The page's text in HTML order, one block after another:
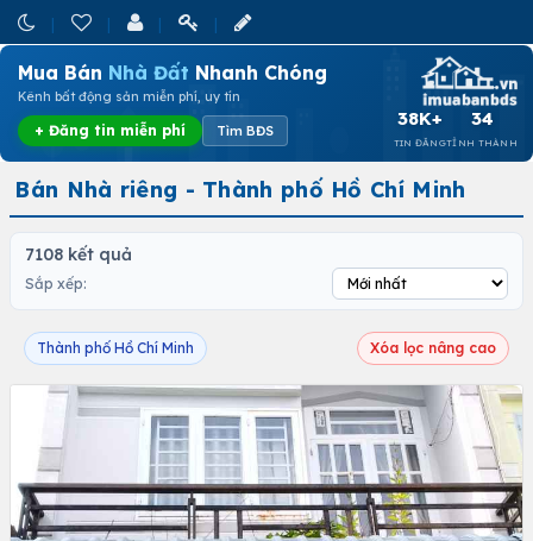
Mua Bán Nhà Đất Nhanh Chóng
Kênh bất động sản miễn phí, uy tín
+ Đăng tin miễn phí Tìm BĐS
38K+
TIN ĐĂNG
34
TỈNH THÀNH
Bán Nhà riêng - Thành phố Hồ Chí Minh
7108 kết quả
Sắp xếp:
Thành phố Hồ Chí Minh Xóa lọc nâng cao